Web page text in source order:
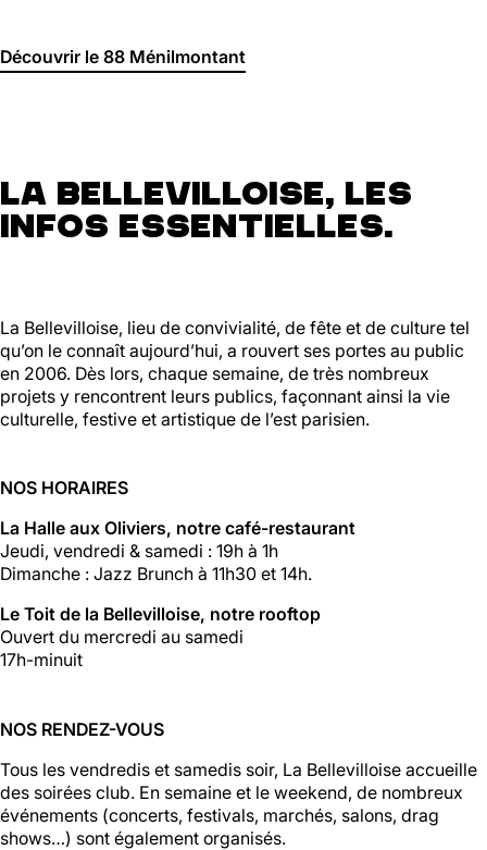
Découvrir le 88 Ménilmontant
La Bellevilloise, les
infos essentielles.
La Bellevilloise, lieu de convivialité, de fête et de culture tel
qu’on le connaît aujourd’hui, a rouvert ses portes au public
en 2006. Dès lors, chaque semaine, de très nombreux
projets y rencontrent leurs publics, façonnant ainsi la vie
culturelle, festive et artistique de l’est parisien.
NOS HORAIRES
La Halle aux Oliviers, notre café-restaurant
Jeudi, vendredi & samedi : 19h à 1h
Dimanche : Jazz Brunch à 11h30 et 14h.
Le Toit de la Bellevilloise, notre rooftop
Ouvert du mercredi au samedi
17h-minuit
NOS RENDEZ-VOUS
Tous les vendredis et samedis soir, La Bellevilloise accueille
des soirées club. En semaine et le weekend, de nombreux
événements (concerts, festivals, marchés, salons, drag
shows…) sont également organisés.